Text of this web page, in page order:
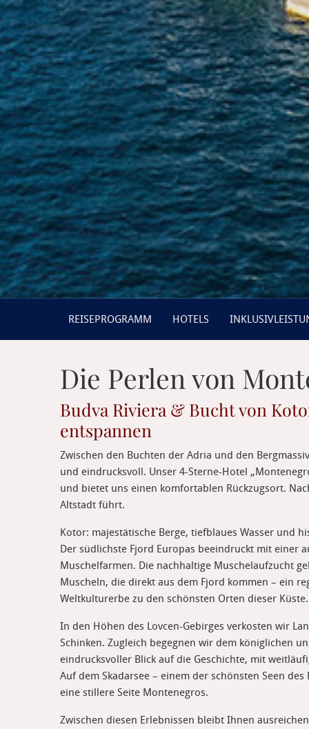
REISEPROGRAMM HOTELS
Die Perlen von
Budva Riviera & Bucht von
entspannen
Zwischen den Buchten der Adria und den
und eindrucksvoll. Unser 4-Sterne-Hotel
und bietet uns einen komfortablen Rückzugsort.
Altstadt führt.
Kotor: majestätische Berge, tiefblaues Wasser und
Der südlichste Fjord Europas beeindruckt mit
Muschelfarmen. Die nachhaltige Muschelaufzucht
Muscheln, die direkt aus dem Fjord kommen – ein
Weltkulturerbe zu den schönsten Orten dieser Küste.
In den Höhen des Lovcen-Gebirges verkosten wir
Schinken. Zugleich begegnen wir dem königlichen
eindrucksvoller Blick auf die Geschichte, mit
Auf dem Skadarsee – einem der schönsten Seen
eine stillere Seite Montenegros.
Zwischen diesen Erlebnissen bleibt Ihnen